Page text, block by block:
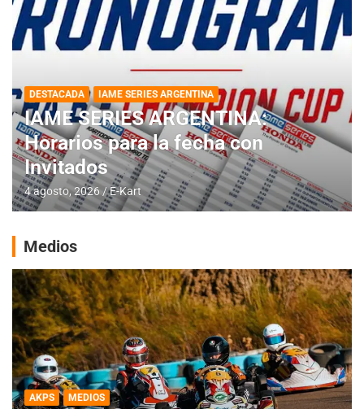
DESTACADA IAME SERIES ARGENTINA
IAME SERIES ARGENTINA:
Horarios para la fecha con
Invitados
4 agosto, 2026 E-Kart
Medios
AKPS MEDIOS